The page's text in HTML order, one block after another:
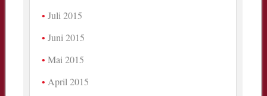
Juli 2015
Juni 2015
Mai 2015
April 2015